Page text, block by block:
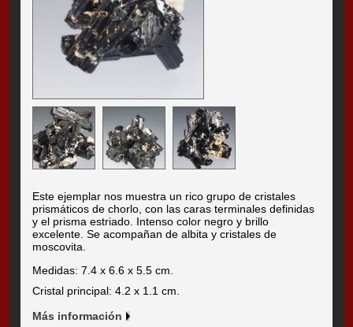
Este ejemplar nos muestra un rico grupo de cristales
prismáticos de chorlo, con las caras terminales definidas
y el prisma estriado. Intenso color negro y brillo
excelente. Se acompañan de albita y cristales de
moscovita.
Medidas: 7.4 x 6.6 x 5.5 cm.
Cristal principal: 4.2 x 1.1 cm.
Más información